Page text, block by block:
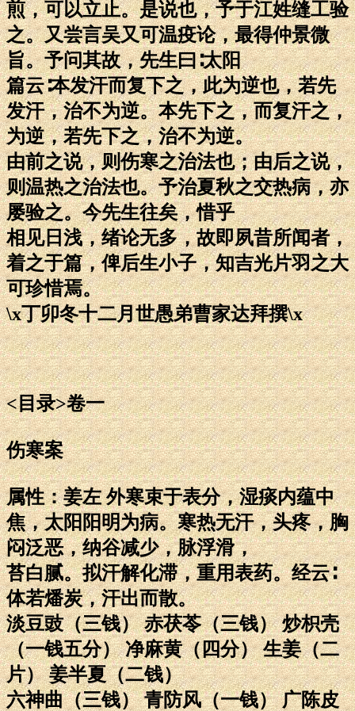
煎，可以立止。是说也，予于江姓缝工验
之。又尝言吴又可温疫论，最得仲景微
旨。予问其故，先生曰∶太阳
篇云∶本发汗而复下之，此为逆也，若先
发汗，治不为逆。本先下之，而复汗之，
为逆，若先下之，治不为逆。
由前之说，则伤寒之治法也；由后之说，
则温热之治法也。予治夏秋之交热病，亦
屡验之。今先生往矣，惜乎
相见日浅，绪论无多，故即夙昔所闻者，
着之于篇，俾后生小子，知吉光片羽之大
可珍惜焉。
\x丁卯冬十二月世愚弟曹家达拜撰\x
<目录>卷一
伤寒案
属性：姜左 外寒束于表分，湿痰内蕴中
焦，太阳阳明为病。寒热无汗，头疼，胸
闷泛恶，纳谷减少，脉浮滑，
苔白腻。拟汗解化滞，重用表药。经云∶
体若燔炭，汗出而散。
淡豆豉（三钱） 赤茯苓（三钱） 炒枳壳
（一钱五分） 净麻黄（四分） 生姜（二
片） 姜半夏（二钱）
六神曲（三钱） 青防风（一钱） 广陈皮